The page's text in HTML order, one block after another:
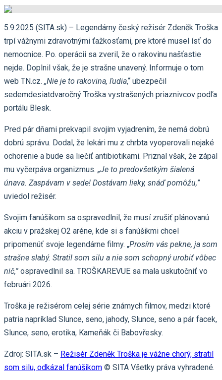
5.9.2025 (SITA.sk) – Legendárny český režisér Zdeněk Troška
trpí vážnymi zdravotnými ťažkosťami, pre ktoré musel ísť do
nemocnice. Po. operácii sa zveril, že o rakovinu našťastie
nejde. Doplnil však, že je strašne unavený. Informuje o tom
web TN.cz. „Nie je to rakovina, ľudia,“ ubezpečil
sedemdesiatdvaročný Troška vystrašených priaznivcov podľa
portálu Blesk.
Pred pár dňami prekvapil svojim vyjadrením, že nemá dobrú
dobrú správu. Dodal, že lekári mu z chrbta vyoperovali nejaké
ochorenie a bude sa liečiť antibiotikami. Priznal však, že zápal
mu vyčerpáva organizmus. „Je to predovšetkým šialená
únava. Zaspávam v sede! Dostávam lieky, snáď pomôžu,”
uviedol režisér.
Svojim fanúšikom sa ospravedlnil, že musí zrušiť plánovanú
akciu v pražskej O2 aréne, kde si s fanúšikmi chcel
pripomenúť svoje legendárne filmy. „Prosím vás pekne, ja som
strašne slabý. Stratil som silu a nie som schopný urobiť vôbec
nič,” ospravedlnil sa. TROŠKAREVUE sa mala uskutočniť vo
februári 2026.
Troška je režisérom celej série známych filmov, medzi ktoré
patria napríklad Slunce, seno, jahody, Slunce, seno a pár facek,
Slunce, seno, erotika, Kameňák či Babovřesky.
Zdroj: SITA.sk – Režisér Zdeněk Troška je vážne chorý, stratil
som silu, odkázal fanúšikom © SITA Všetky práva vyhradené.